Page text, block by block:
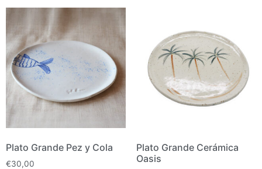
Plato Grande Pez y Cola
€30,00
Plato Grande Cerámica
Oasis